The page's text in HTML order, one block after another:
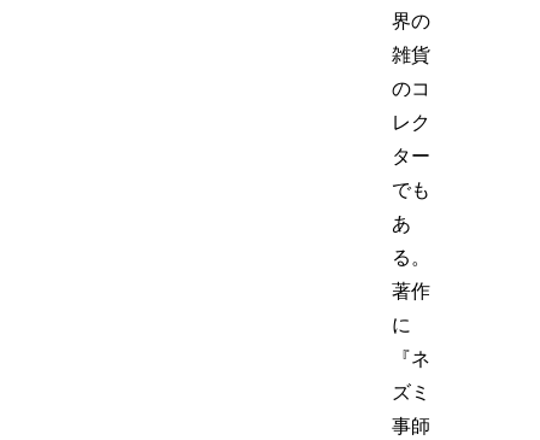
界の
雑貨
のコ
レク
ター
でも
あ
る。
著作
に
『ネ
ズミ
事師